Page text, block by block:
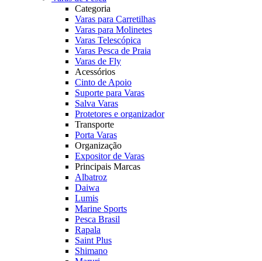
Categoria
Varas para Carretilhas
Varas para Molinetes
Varas Telescópica
Varas Pesca de Praia
Varas de Fly
Acessórios
Cinto de Apoio
Suporte para Varas
Salva Varas
Protetores e organizador
Transporte
Porta Varas
Organização
Expositor de Varas
Principais Marcas
Albatroz
Daiwa
Lumis
Marine Sports
Pesca Brasil
Rapala
Saint Plus
Shimano